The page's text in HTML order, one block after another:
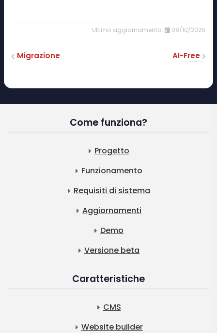
08/10/2025
Migrazione AI-Free
Come funziona?
Progetto
Funzionamento
Requisiti di sistema
Aggiornamenti
Demo
Versione beta
Caratteristiche
CMS
Website builder